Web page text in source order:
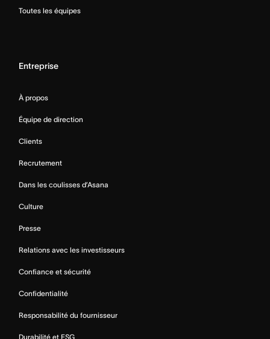
Toutes les équipes
Entreprise
À propos
Équipe de direction
Clients
Recrutement
Dans les coulisses d’Asana
Culture
Presse
Relations avec les investisseurs
Confiance et sécurité
Confidentialité
Responsabilité du fournisseur
Durabilité et ESG